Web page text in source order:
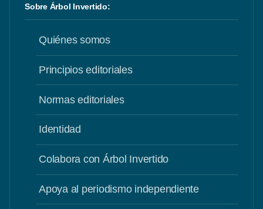
Sobre Árbol Invertido:
Quiénes somos
Principios editoriales
Normas editoriales
Identidad
Colabora con Árbol Invertido
Apoya al periodismo independiente